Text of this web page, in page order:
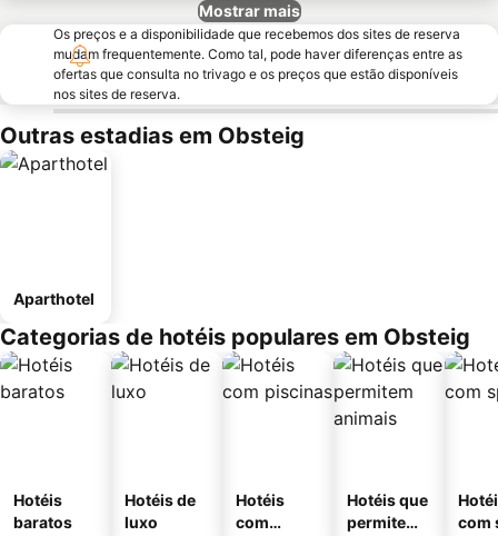
Mostrar mais
Os preços e a disponibilidade que recebemos dos sites de reserva
mudam frequentemente. Como tal, pode haver diferenças entre as
ofertas que consulta no trivago e os preços que estão disponíveis
nos sites de reserva.
Outras estadias em Obsteig
Aparthotel
Categorias de hotéis populares em Obsteig
Hotéis
baratos
Hotéis de
luxo
Hotéis
com
Hotéis que
permitem
com